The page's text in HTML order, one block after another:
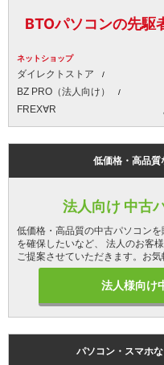
BTOパソコンの先駆
ネットショップ
ダイレクトストア
BZ PRO（法人向け）
FREX∀R
低価格・高品質
法人向け 中古
低価格・高品質の中古パソコン
を確保したいなど、 法人のお客
ご提案させていただきます。お気
法人様向け
パソコン・スマホ